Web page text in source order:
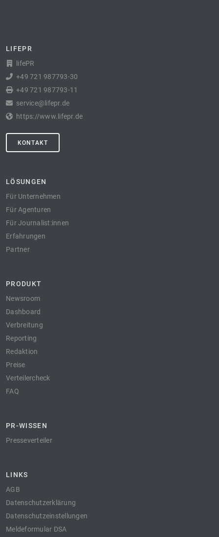
LIFEPR
lifePR
+49 721 987793-30
+49 721 987793-11
service@lifepr.de
https://www.lifepr.de
KONTAKT
LÖSUNGEN
Für Unternehmen
Für Agenturen
Für Journalist:innen
Erfahrungen
Partner
PRODUKT
Newsroom
Dashboard
Verbreitung
Reporting
Redaktion
Preise
Verteilercheck
FAQ
PR-WISSEN
Presseverteiler
LINKS
AGB
Datenschutzerklärung
Datenschutzeinstellungen
Meldeformular DSA